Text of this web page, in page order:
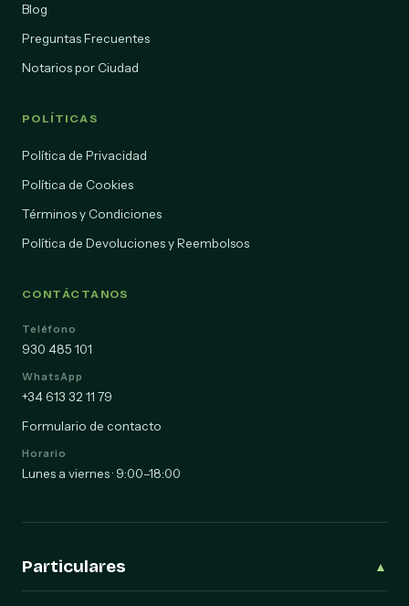
Blog
Preguntas Frecuentes
Notarios por Ciudad
POLÍTICAS
Política de Privacidad
Política de Cookies
Términos y Condiciones
Política de Devoluciones y Reembolsos
CONTÁCTANOS
Teléfono
930 485 101
WhatsApp
+34 613 32 11 79
Formulario de contacto
Horario
Lunes a viernes · 9:00–18:00
Particulares ▲